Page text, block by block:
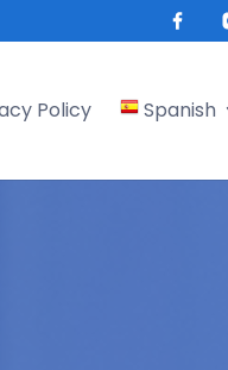
Policy Spanish